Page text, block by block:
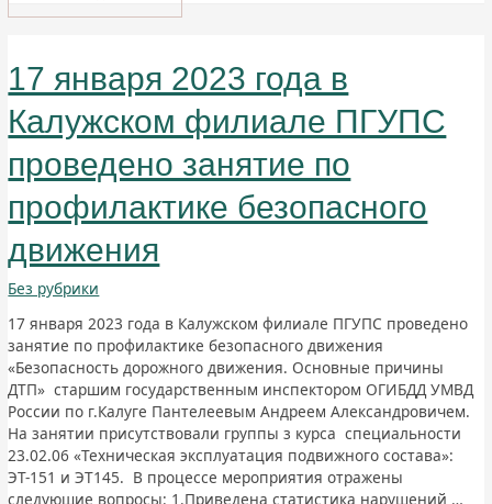
17 января 2023 года в
Калужском филиале ПГУПС
проведено занятие по
профилактике безопасного
движения
Без рубрики
17 января 2023 года в Калужском филиале ПГУПС проведено
занятие по профилактике безопасного движения
«Безопасность дорожного движения. Основные причины
ДТП» старшим государственным инспектором ОГИБДД УМВД
России по г.Калуге Пантелеевым Андреем Александровичем.
На занятии присутствовали группы з курса специальности
23.02.06 «Техническая эксплуатация подвижного состава»:
ЭТ-151 и ЭТ145. В процессе мероприятия отражены
следующие вопросы: 1.Приведена статистика нарушений …